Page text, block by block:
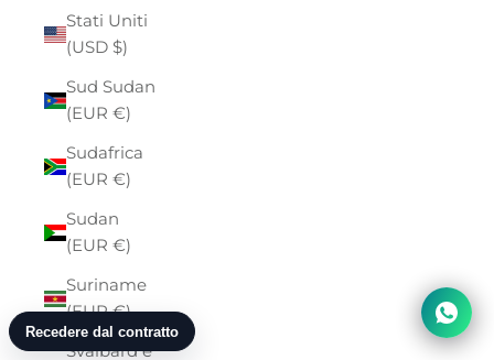
Stati Uniti
(USD $)
Sud Sudan
(EUR €)
Sudafrica
(EUR €)
Sudan
(EUR €)
Suriname
(EUR €)
Svalbard e